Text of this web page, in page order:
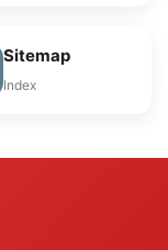
Sitemap
Index